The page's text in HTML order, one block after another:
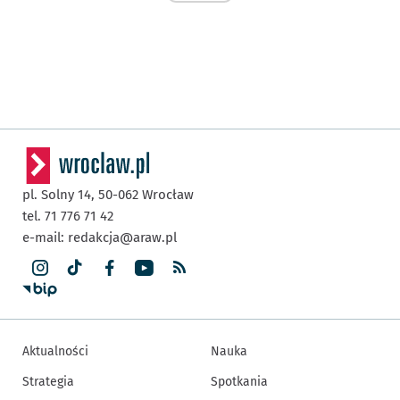
pl. Solny 14, 50-062 Wrocław
tel. 71 776 71 42
e-mail: redakcja@araw.pl
Aktualności
Strategia
Nauka
Spotkania